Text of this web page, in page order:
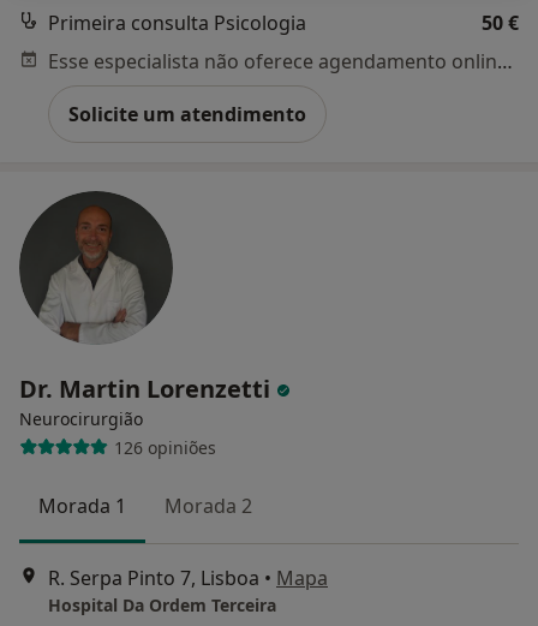
Primeira consulta Psicologia
50 €
Esse especialista não oferece agendamento online para esse endereço.
Solicite um atendimento
Dr. Martin Lorenzetti
Neurocirurgião
126 opiniões
Morada 1 Morada 2
R. Serpa Pinto 7, Lisboa • Mapa
Hospital Da Ordem Terceira